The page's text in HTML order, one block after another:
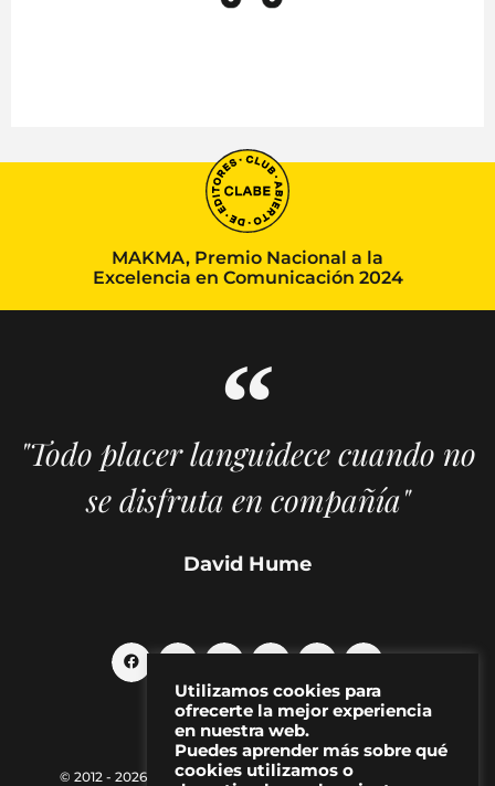
MAKMA, Premio Nacional a la
Excelencia en Comunicación 2024
"Todo placer languidece cuando no
se disfruta en compañía"
David Hume
© 2012 - 2026 MAKMA | Revista de artes visuales y cultura
Utilizamos cookies para
ofrecerte la mejor experiencia
en nuestra web.
Puedes aprender más sobre qué
cookies utilizamos o